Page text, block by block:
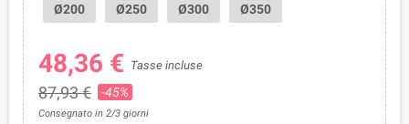
Ø200 Ø250 Ø300 Ø350
48,36 € Tasse incluse
87,93 € -45%
Consegnato in 2/3 giorni